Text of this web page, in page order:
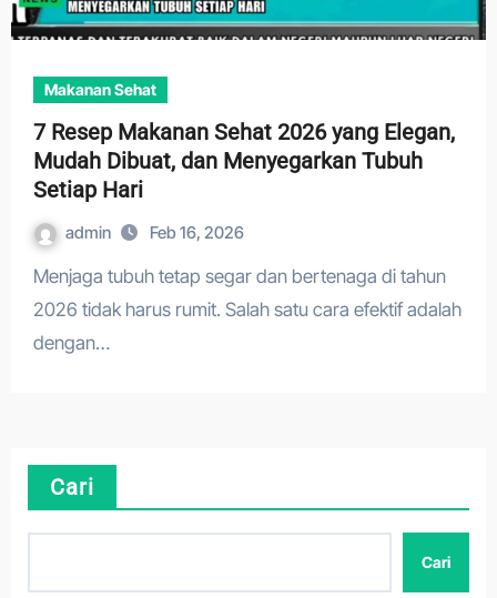
Makanan Sehat
7 Resep Makanan Sehat 2026 yang Elegan,
Mudah Dibuat, dan Menyegarkan Tubuh
Setiap Hari
admin Feb 16, 2026
Menjaga tubuh tetap segar dan bertenaga di tahun
2026 tidak harus rumit. Salah satu cara efektif adalah
dengan…
Cari
Cari